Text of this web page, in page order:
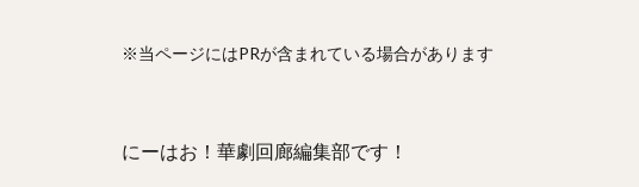
※当ページにはPRが含まれている場合があります
にーはお！華劇回廊編集部です！